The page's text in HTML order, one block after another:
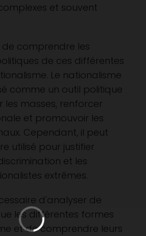
et souvent
de comprendre les
de ces différentes
Le nationalisme
comme un outil politique
les masses, renforcer
et promouvoir les
Cependant, il peut
utilisé pour justifier
et les
extrêmes.
d'analyser de
les différentes formes
et de comprendre leurs